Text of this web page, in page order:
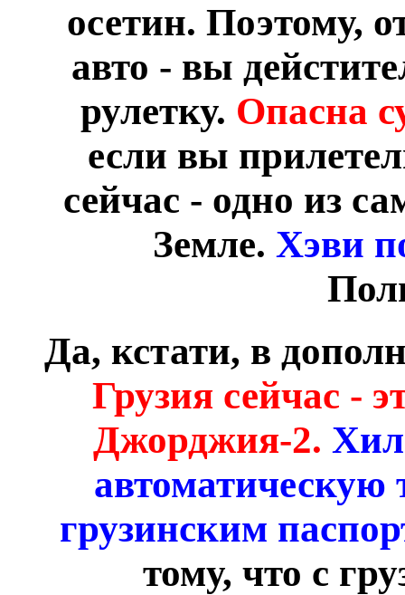
осетин. Поэтому,
авто - вы
рулетку. Опасна
если вы
сейчас - одно из
Земле. Хэви
Да, кстати, в
Грузия сейчас -
Джорджия-2.
грузинским
тому, что с